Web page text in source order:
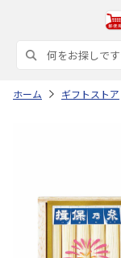
ホーム ギフトストア